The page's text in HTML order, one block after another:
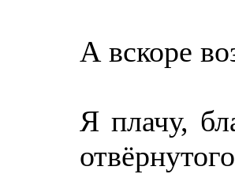
А вскоре
Я плачу,